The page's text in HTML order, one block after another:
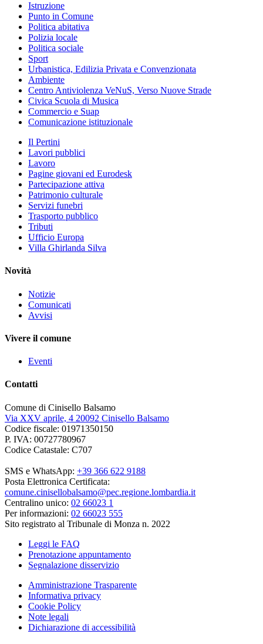
Istruzione
Punto in Comune
Politica abitativa
Polizia locale
Politica sociale
Sport
Urbanistica, Edilizia Privata e Convenzionata
Ambiente
Centro Antiviolenza VeNuS, Verso Nuove Strade
Civica Scuola di Musica
Commercio e Suap
Comunicazione istituzionale
Il Pertini
Lavori pubblici
Lavoro
Pagine giovani ed Eurodesk
Partecipazione attiva
Patrimonio culturale
Servizi funebri
Trasporto pubblico
Tributi
Ufficio Europa
Villa Ghirlanda Silva
Novità
Notizie
Comunicati
Avvisi
Vivere il comune
Eventi
Contatti
Comune di Cinisello Balsamo
Via XXV aprile, 4 20092 Cinisello Balsamo
Codice fiscale: 01971350150
P. IVA: 00727780967
Codice Catastale: C707
SMS e WhatsApp: +39 366 622 9188
Posta Elettronica Certificata:
comune.cinisellobalsamo@pec.regione.lombardia.it
Centralino unico: 02 66023 1
Per informazioni: 02 66023 555
Sito registrato al Tribunale di Monza n. 2022
Leggi le FAQ
Prenotazione appuntamento
Segnalazione disservizio
Amministrazione Trasparente
Informativa privacy
Cookie Policy
Note legali
Dichiarazione di accessibilità